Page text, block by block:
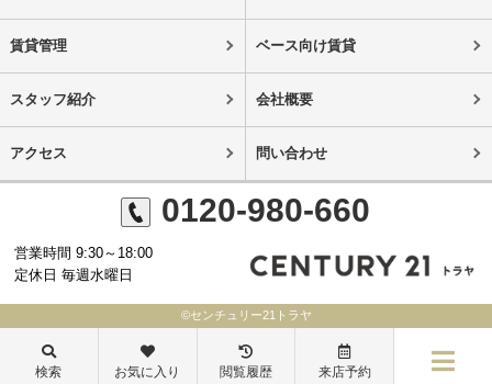
賃貸管理 ベース向け賃貸
スタッフ紹介 会社概要
アクセス 問い合わせ
0120-980-660
営業時間 9:30～18:00
定休日 毎週水曜日
©センチュリー21トラヤ
検索 お気に入り 閲覧履歴 来店予約